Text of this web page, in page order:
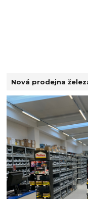
Nová prodejna